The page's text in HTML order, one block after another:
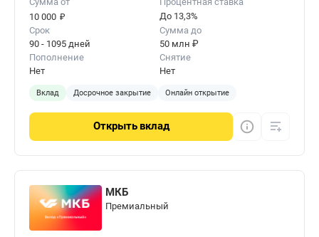
10 000 ₽
До 13,3%
Срок
90 - 1095 дней
Сумма до
50 млн ₽
Пополнение
Нет
Снятие
Нет
Вклад Досрочное закрытие Онлайн открытие
Открыть вклад
МКБ
Премиальный